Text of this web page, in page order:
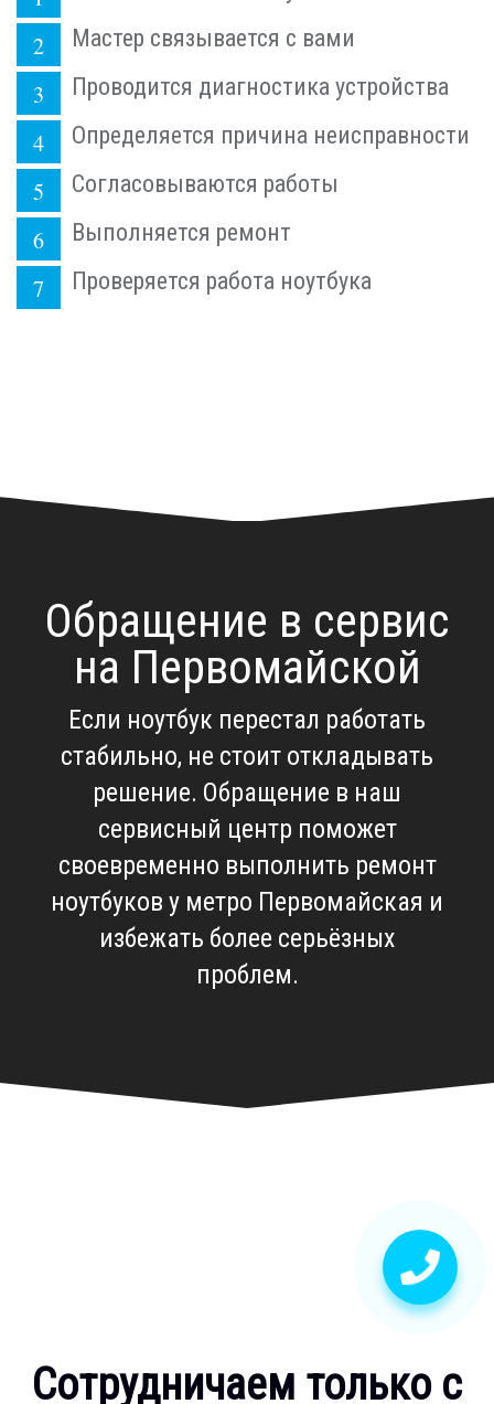
Мастер связывается с вами
Проводится диагностика устройства
Определяется причина неисправности
Согласовываются работы
Выполняется ремонт
Проверяется работа ноутбука
Обращение в сервис
на Первомайской
Если ноутбук перестал работать
стабильно, не стоит откладывать
решение. Обращение в наш
сервисный центр поможет
своевременно выполнить ремонт
ноутбуков у метро Первомайская и
избежать более серьёзных
проблем.
Сотрудничаем только с